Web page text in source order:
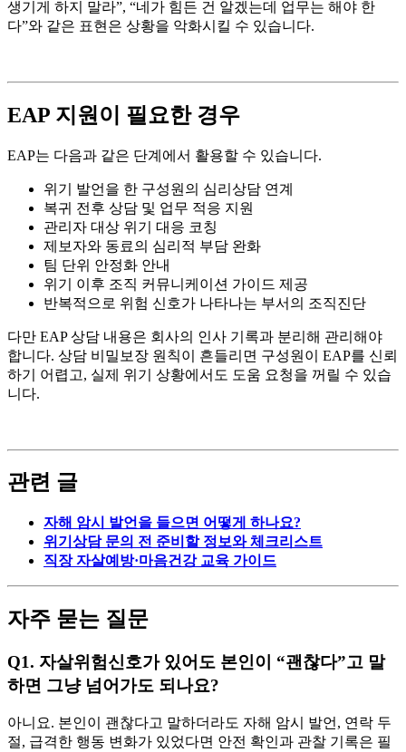
생기게 하지 말라”, “네가 힘든 건 알겠는데 업무는 해야 한
다”와 같은 표현은 상황을 악화시킬 수 있습니다.
EAP 지원이 필요한 경우
EAP는 다음과 같은 단계에서 활용할 수 있습니다.
위기 발언을 한 구성원의 심리상담 연계
복귀 전후 상담 및 업무 적응 지원
관리자 대상 위기 대응 코칭
제보자와 동료의 심리적 부담 완화
팀 단위 안정화 안내
위기 이후 조직 커뮤니케이션 가이드 제공
반복적으로 위험 신호가 나타나는 부서의 조직진단
다만 EAP 상담 내용은 회사의 인사 기록과 분리해 관리해야
합니다. 상담 비밀보장 원칙이 흔들리면 구성원이 EAP를 신뢰
하기 어렵고, 실제 위기 상황에서도 도움 요청을 꺼릴 수 있습
니다.
관련 글
자해 암시 발언을 들으면 어떻게 하나요?
위기상담 문의 전 준비할 정보와 체크리스트
직장 자살예방·마음건강 교육 가이드
자주 묻는 질문
Q1. 자살위험신호가 있어도 본인이 “괜찮다”고 말
하면 그냥 넘어가도 되나요?
아니요. 본인이 괜찮다고 말하더라도 자해 암시 발언, 연락 두
절, 급격한 행동 변화가 있었다면 안전 확인과 관찰 기록은 필